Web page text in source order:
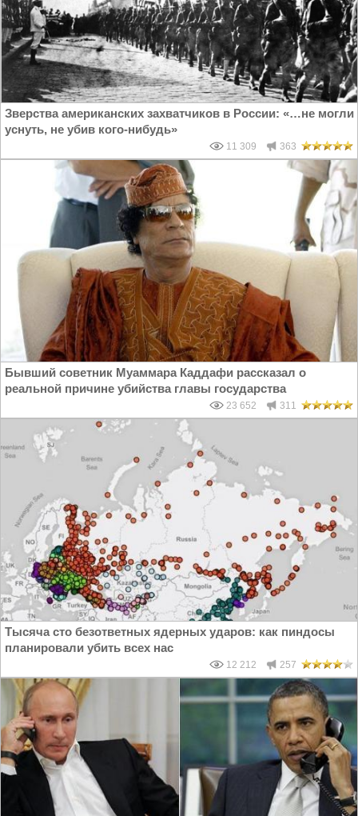
Зверства американских захватчиков в России: «…не могли
уснуть, не убив кого-нибудь»
11 309 363
Бывший советник Муаммара Каддафи рассказал о
реальной причине убийства главы государства
23 652 311
Тысяча сто безответных ядерных ударов: как пиндосы
планировали убить всех нас
12 212 257